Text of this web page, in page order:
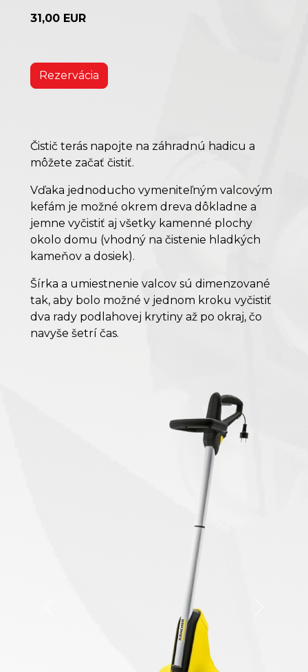
31,00 EUR
Rezervácia
Čistič terás napojte na záhradnú hadicu a
môžete začať čistiť.
Vďaka jednoducho vymeniteľným valcovým
kefám je možné okrem dreva dôkladne a
jemne vyčistiť aj všetky kamenné plochy
okolo domu (vhodný na čistenie hladkých
kameňov a dosiek).
Šírka a umiestnenie valcov sú dimenzované
tak, aby bolo možné v jednom kroku vyčistiť
dva rady podlahovej krytiny až po okraj, čo
navyše šetrí čas.